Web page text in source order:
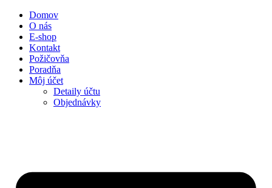
Domov
O nás
E-shop
Kontakt
Požičovňa
Poradňa
Môj účet
Detaily účtu
Objednávky